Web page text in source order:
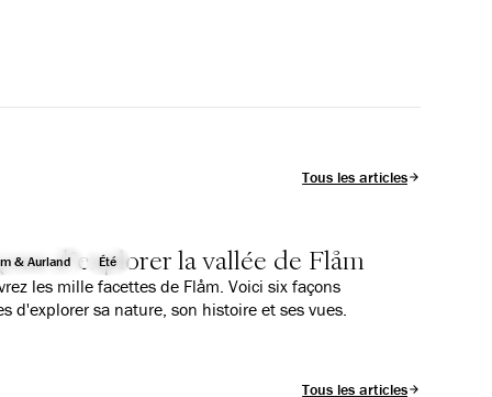
Tous les articles
& Aurland Été
d'explorer la vallée de Flåm
les mille facettes de Flåm. Voici six façons
d'explorer sa nature, son histoire et ses vues.
Tous les articles